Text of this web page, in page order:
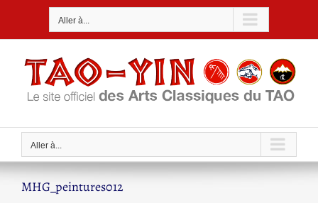
Aller à...
Aller à...
MHG_peintures012